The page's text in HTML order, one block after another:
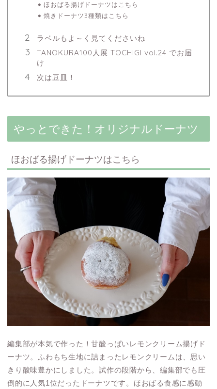
ほおばる揚げドーナツはこちら
焼きドーナツ3種類はこちら
ラベルもよ～く見てくださいね
TANOKURA100人展 TOCHIGI vol.24 でお届
け
次は豆皿！
やっとできた！オリジナルドーナツ
ほおばる揚げドーナツはこちら
編集部が本気で作った！甘酸っぱいレモンクリーム揚げド
ーナツ。ふわもち生地に詰まったレモンクリームは、思い
きり酸味豊かにしました。試作の段階から、編集部でも圧
倒的に人気1位だったドーナツです。ほおばる食感に感動